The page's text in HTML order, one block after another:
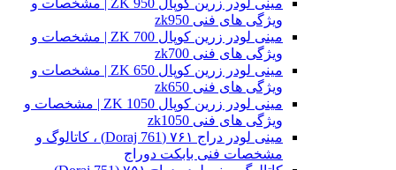
ویژگی های فنی zk950
مینی لودر زرین کوپال ZK 700 | مشخصات و
ویژگی های فنی zk700
مینی لودر زرین کوپال ZK 650 | مشخصات و
ویژگی های فنی zk650
مینی لودر زرین کوپال ZK 1050 | مشخصات و
ویژگی های فنی zk1050
مینی لودر دراج ۷۶۱ (Doraj 761) ، کاتالوگ و
مشخصات فنی بابکت دوراج